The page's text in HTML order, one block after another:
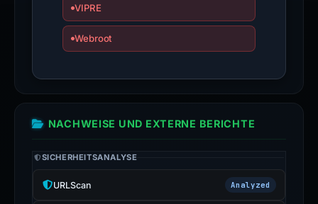
VIPRE
Webroot
NACHWEISE UND EXTERNE BERICHTE
SICHERHEITSANALYSE
URLScan Analyzed